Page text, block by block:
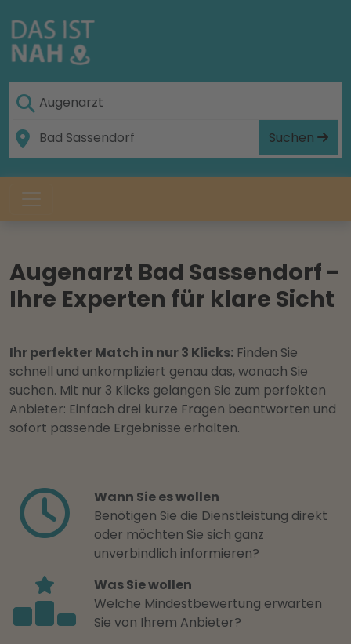
Suchen
Augenarzt Bad Sassendorf -
Ihre Experten für klare Sicht
Ihr perfekter Match in nur 3 Klicks: Finden Sie
schnell und unkompliziert genau das, wonach Sie
suchen. Mit nur 3 Klicks gelangen Sie zum perfekten
Anbieter: Einfach drei kurze Fragen beantworten und
sofort passende Ergebnisse erhalten.
Wann Sie es wollen
Benötigen Sie die Dienstleistung direkt
oder möchten Sie sich ganz
unverbindlich informieren?
Was Sie wollen
Welche Mindestbewertung erwarten
Sie von Ihrem Anbieter?